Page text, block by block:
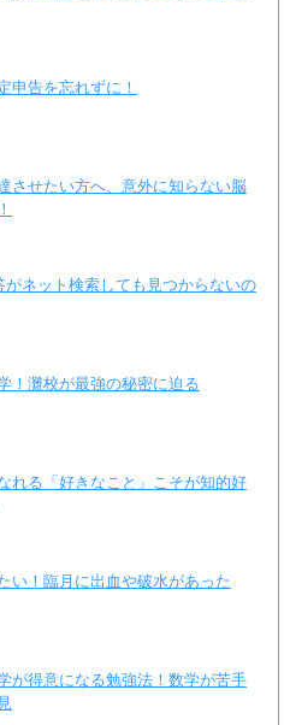
申告を忘れずに！
させたい方へ、意外に知らない脳
がネット検索しても見つからないの
！灘校が最強の秘密に迫る
れる「好きなこと」こそが知的好
い！臨月に出血や破水があった
が得意になる勉強法！数学が苦手